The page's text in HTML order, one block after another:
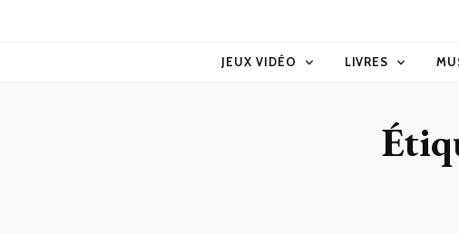
Raoul le
JEUX VIDÉO LIVRES